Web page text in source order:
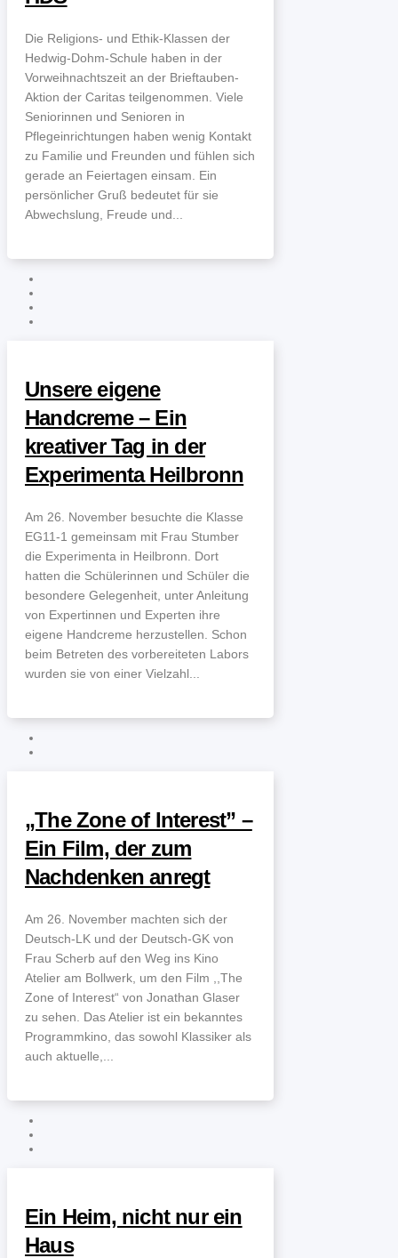
Die Religions- und Ethik-Klassen der
Hedwig-Dohm-Schule haben in der
Vorweihnachtszeit an der Brieftauben-
Aktion der Caritas teilgenommen. Viele
Seniorinnen und Senioren in
Pflegeinrichtungen haben wenig Kontakt
zu Familie und Freunden und fühlen sich
gerade an Feiertagen einsam. Ein
persönlicher Gruß bedeutet für sie
Abwechslung, Freude und...
Unsere eigene
Handcreme – Ein
kreativer Tag in der
Experimenta Heilbronn
Am 26. November besuchte die Klasse
EG11-1 gemeinsam mit Frau Stumber
die Experimenta in Heilbronn. Dort
hatten die Schülerinnen und Schüler die
besondere Gelegenheit, unter Anleitung
von Expertinnen und Experten ihre
eigene Handcreme herzustellen. Schon
beim Betreten des vorbereiteten Labors
wurden sie von einer Vielzahl...
„The Zone of Interest” –
Ein Film, der zum
Nachdenken anregt
Am 26. November machten sich der
Deutsch-LK und der Deutsch-GK von
Frau Scherb auf den Weg ins Kino
Atelier am Bollwerk, um den Film ,,The
Zone of Interest“ von Jonathan Glaser
zu sehen. Das Atelier ist ein bekanntes
Programmkino, das sowohl Klassiker als
auch aktuelle,...
Ein Heim, nicht nur ein
Haus